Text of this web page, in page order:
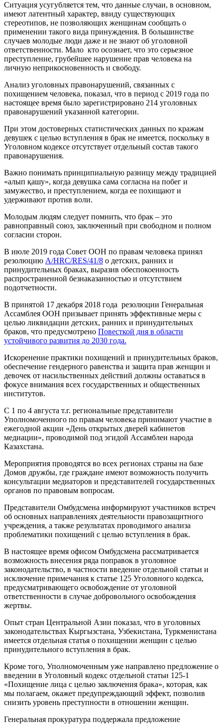
Ситуация усугубляется тем, что данные случаи, в основном,
имеют латентный характер, ввиду существующих
стереотипов, не позволяющих женщинам сообщать о
применении такого вида принуждения. В большинстве
случаев молодые люди даже и не знают об уголовной
ответственности. Мало кто осознает, что это серьезное
преступление, грубейшее нарушение прав человека на
личную неприкосновенность и свободу.
Анализ уголовных правонарушений, связанных с
похищением человека, показал, что в период с 2019 года по
настоящее время было зарегистрировано 214 уголовных
правонарушений указанной категории.
При этом достоверных статистических данных по кражам
девушек с целью вступления в брак не имеется, поскольку в
Уголовном кодексе отсутствует отдельный состав такого
правонарушения.
Важно понимать принципиальную разницу между традицией
«алып қашу», когда девушка сама согласна на побег и
замужество, и преступлением, когда ее похищают и
удерживают против воли.
Молодым людям следует помнить, что брак – это
равноправный союз, заключенный при свободном и полном
согласии сторон.
В июле 2019 года Совет ООН по правам человека принял
резолюцию A/HRC/RES/41/8 о детских, ранних и
принудительных браках, выразив обеспокоенность
распространенной безнаказанностью и отсутствием
подотчетности.
В принятой 17 декабря 2018 года резолюции Генеральная
Ассамблея ООН призывает принять эффективные меры с
целью ликвидации детских, ранних и принудительных
браков, что предусмотрено Повесткой дня в области
устойчивого развития до 2030 года.
Искоренение практики похищений и принудительных браков,
обеспечение гендерного равенства и защита прав женщин и
девочек от насильственных действий должны оставаться в
фокусе внимания всех государственных и общественных
институтов.
С 1 по 4 августа т.г. региональные представители
Уполномоченного по правам человека принимают участие в
ежегодной акции «День открытых дверей кабинетов
медиации», проводимой под эгидой Ассамблеи народа
Казахстана.
Мероприятия проводятся во всех регионах страны на базе
Домов дружбы, где граждане имеют возможность получить
консультации медиаторов и представителей государственных
органов по правовым вопросам.
Представители Омбудсмена информируют участников встреч
об основных направлениях деятельности правозащитного
учреждения, а также результатах проводимого анализа
проблематики похищений с целью вступления в брак.
В настоящее время офисом Омбудсмена рассматривается
возможность внесения ряда поправок в уголовное
законодательство, в частности введение отдельной статьи и
исключение примечания к статье 125 Уголовного кодекса,
предусматривающего освобождение от уголовной
ответственности в случае добровольного освобождения
жертвы.
Опыт стран Центральной Азии показал, что в уголовных
законодательствах Кыргызстана, Узбекистана, Туркменистана
имеется отдельная статья о похищении женщин с целью
принудительного вступления в брак.
Кроме того, Уполномоченным уже направлено предложение о
введении в Уголовный кодекс отдельной статьи 125-1
«Похищение лица с целью заключения брака», которая, как
мы полагаем, окажет предупреждающий эффект, позволив
снизить уровень преступности в отношении женщин.
Генеральная прокуратура поддержала предложение